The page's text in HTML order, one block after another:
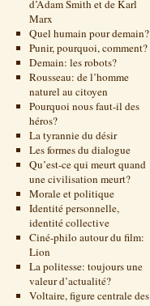
d’Adam Smith et de Karl
Marx
Quel humain pour demain?
Punir, pourquoi, comment?
Demain: les robots?
Rousseau: de l’homme
naturel au citoyen
Pourquoi nous faut-il des
héros?
La tyrannie du désir
Les formes du dialogue
Qu’est-ce qui meurt quand
une civilisation meurt?
Morale et politique
Identité personnelle,
identité collective
Ciné-philo autour du film:
Lion
La politesse: toujours une
valeur d’actualité?
Voltaire, figure centrale des